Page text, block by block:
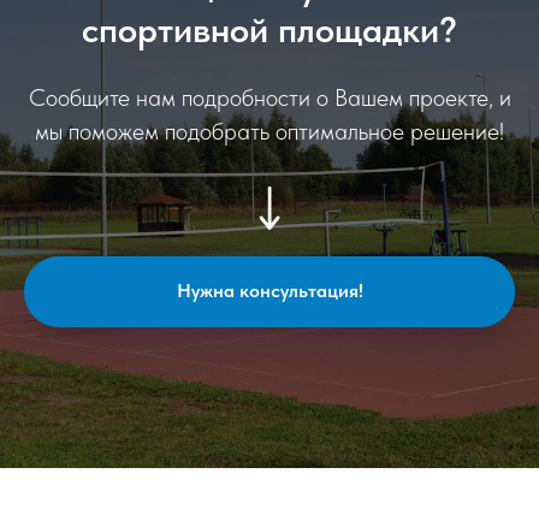
спортивной площадки?
Сообщите нам подробности о Вашем проекте, и
мы поможем подобрать оптимальное решение!
Нужна консультация!